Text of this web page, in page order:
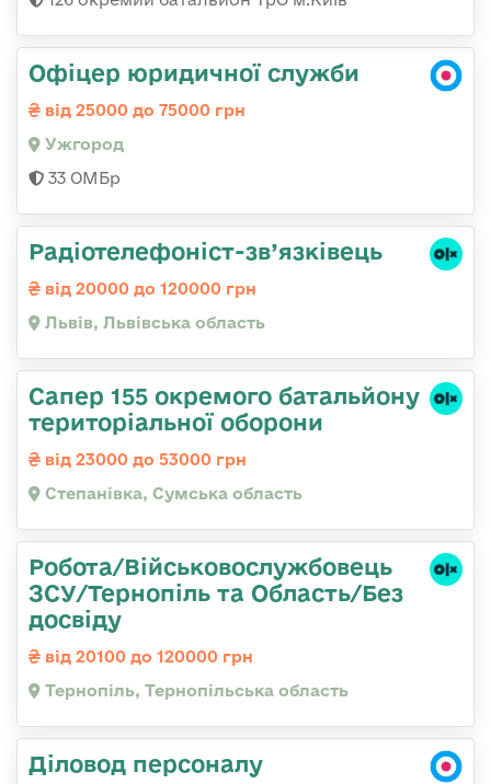
Офіцер юридичної служби
від 25000 до 75000 грн
Ужгород
33 ОМБр
Радіотелефоніст-зв’язківець
від 20000 до 120000 грн
Львів, Львівська область
Сапер 155 окремого батальйону
територіальної оборони
від 23000 до 53000 грн
Степанівка, Сумська область
Робота/Військовослужбовець
ЗСУ/Тернопіль та Область/Без
досвіду
від 20100 до 120000 грн
Тернопіль, Тернопільська область
Діловод персоналу